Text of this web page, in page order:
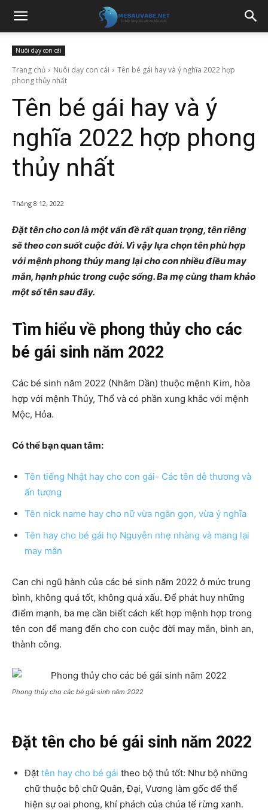
Nuôi dạy con cái
Trang chủ Nuôi dạy con cái
Tên bé gái hay và ý nghĩa 2022 hợp
phong thủy nhất
Tên bé gái hay và ý
nghĩa 2022 hợp phong
thủy nhất
Tháng 8 12, 2022
Đặt tên cho con là một vấn đề rất quan trọng, tên riêng
sẽ theo con suốt cuộc đời. Vì vậy lựa chọn tên phù hợp
với mệnh phong thủy mang lại cho con nhiều điều may
mắn, hạnh phúc trong cuộc sống. Ba mẹ cùng tham khảo
một số tên sau đây.
Tìm hiểu về phong thủy cho các
bé gái sinh năm 2022
Các bé sinh năm 2022 (Nhâm Dần) thuộc mệnh Kim, hòa
hợp với mệnh Thủy, Thổ và có phần xung khắc với mệnh
Mộc, Hỏa.
Có thể bạn quan tâm:
Tên tiếng Nhật hay cho con gái- Các tên dễ thương và
ấn tượng
Tên nick name hay cho nữ vừa ngắn gọn, vừa ý nghĩa
Tên hay cho bé gái họ Nguyễn nhẹ nhàng và mang lại
may mắn
Can chi ngũ hành của các bé sinh năm 2022 ở mức trung
bình, không quá tốt, không quá xấu. Để phát huy những
điểm mạnh, ba mẹ cần biết cách kết hợp mệnh hợp trong
tên con để mang đến cho con cuộc đời may mắn, bình an,
thành công.
Phong thủy cho các bé gái sinh năm 2022
Đặt tên cho bé gái sinh năm 2022
Đặt tên hay cho bé gái theo bộ thủ tốt: Như bộ những
chữ thuộc bộ chữ Quân, Đại, Vương làm gốc để thể
hiện sự oai phong, khí phách của chúa tể rừng xanh.